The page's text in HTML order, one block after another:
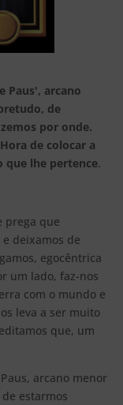
Paus', arcano
de
por onde.
de colocar a
que lhe pertence.
prega que
deixamos de
egocêntrica
um lado, faz-nos
com o mundo e
leva a ser muito
que, um
arcano menor
estarmos